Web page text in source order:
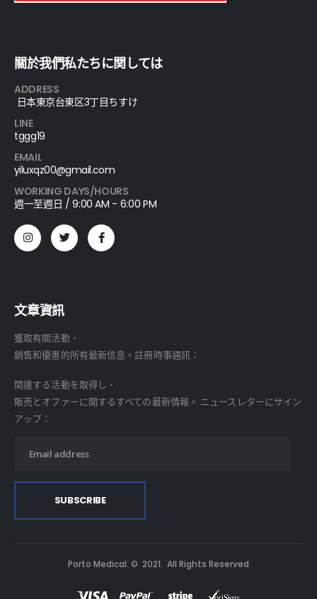
關於我們私たちに関しては
ADDRESS
日本東京台東区3丁目ちすけ
LINE
tggg19
EMAIL
yiluxqz00@gmail.com
WORKING DAYS/HOURS
週一至週日 / 9:00 AM - 6:00 PM
文章資訊
獲取有關活動、
銷售和優惠的所有最新信息。註冊時事通訊：
関連する活動を取得し、
販売とオファーに関するすべての最新情報。 ニュースレターにサイン
アップ：
Porto Medical. © 2021. All Rights Reserved